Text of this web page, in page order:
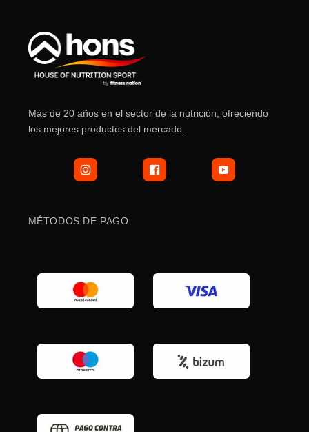
Más de 20 años en el sector de la nutrición, ofreciendo
los mejores productos del mercado.
MÉTODOS DE PAGO